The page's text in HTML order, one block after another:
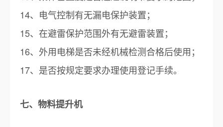
14、电气控制有无漏电保护装置；
15、在避雷保护范围外有无避雷装置；
16、外用电梯是否未经机械检测合格后使用；
17、是否按规定要求办理使用登记手续。
七、物料提升机